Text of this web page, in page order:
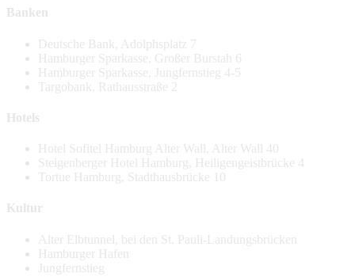
Banken
Deutsche Bank, Adolphsplatz 7
Hamburger Sparkasse, Großer Burstah 6
Hamburger Sparkasse, Jungfernstieg 4-5
Targobank, Rathausstraße 2
Hotels
Hotel Sofitel Hamburg Alter Wall, Alter Wall 40
Steigenberger Hotel Hamburg, Heiligengeistbrücke 4
Tortue Hamburg, Stadthausbrücke 10
Kultur
Alter Elbtunnel, bei den St. Pauli-Landungsbrücken
Hamburger Hafen
Jungfernstieg